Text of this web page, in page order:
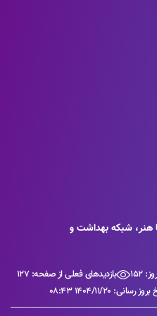
هنر، شبکه بهداشت و
152
بازدیدهای فعلی از صفحه: 127
رسانی: 1404/11/20 08:43